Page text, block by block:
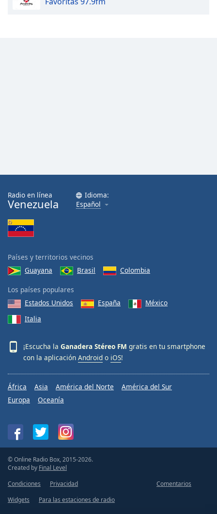
Radio en línea
Venezuela
Idioma:
Español
Países y territorios vecinos
Guayana
Brasil Colombia
Los países populares
Estados Unidos
España
México
Italia
¡Escucha la Ganadera Stéreo FM gratis en tu smartphone
con la aplicación Android o iOS!
África Asia América del Norte
América del Sur
Europa
Oceanía
© Online Radio Box, 2015-2026.
Created by Final Level
Condiciones
Privacidad
Comentarios
Widgets
Para las estaciones de radio